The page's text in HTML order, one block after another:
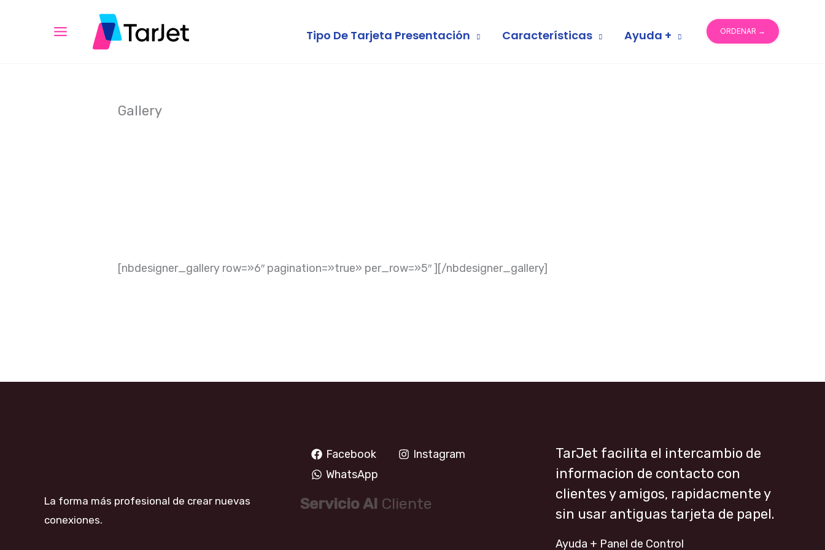
Tipo De Tarjeta Presentación Características Ayuda + ORDENAR →
Gallery
[nbdesigner_gallery row=»6″ pagination=»true» per_row=»5″ ][/nbdesigner_gallery]
La forma más profesional de crear nuevas
conexiones.
Facebook
Instagram
WhatsApp
Servicio Al Cliente
TarJet facilita el intercambio de
informacion de contacto con
clientes y amigos, rapidacmente y
sin usar antiguas tarjeta de papel.
Ayuda + Panel de Control